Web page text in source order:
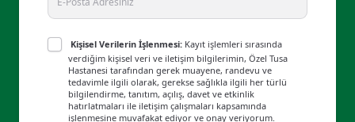
Kişisel Verilerin İşlenmesi: Kayıt işlemleri sırasında
verdiğim kişisel veri ve iletişim bilgilerimin, Özel Tusa
Hastanesi tarafından gerek muayene, randevu ve
tedavimle ilgili olarak, gerekse sağlıkla ilgili her türlü
bilgilendirme, tanıtım, açılış, davet ve etkinlik
hatırlatmaları ile iletişim çalışmaları kapsamında
işlenmesine muvafakat ediyor ve onay veriyorum.